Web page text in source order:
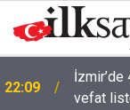
22:09
vefat